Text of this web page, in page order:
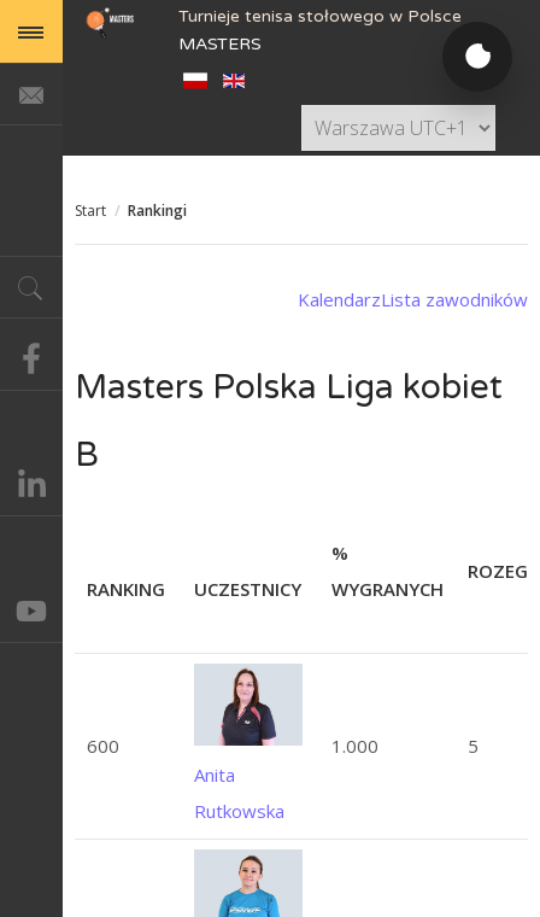
Turnieje tenisa stołowego w Polsce
MASTERS
Start / Rankingi
KalendarzLista zawodników
Masters Polska Liga kobiet
B
RANKING UCZESTNICY
%
WYGRANYCH
600
Anita
Rutkowska
1.000 5